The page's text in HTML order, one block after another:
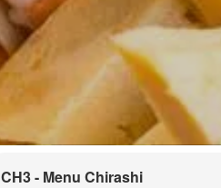
CH3 - Menu Chirashi